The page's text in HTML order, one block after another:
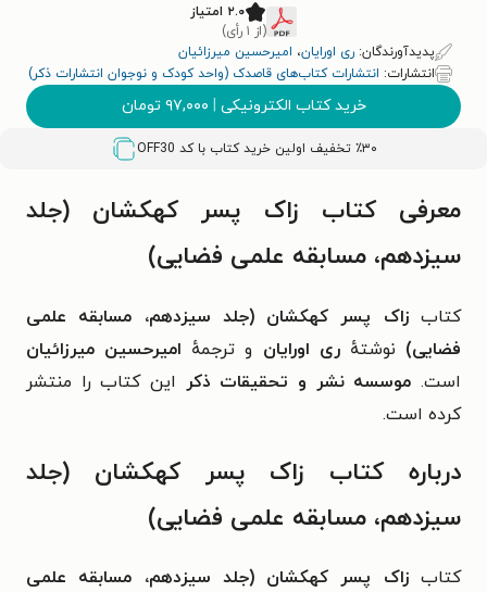
۲.۰ امتیاز
(از ۱ رأی)
پدیدآورندگان: ری اورایان، امیرحسین میرزائیان
انتشارات: انتشارات کتاب‌های قاصدک (واحد کودک و نوجوان انتشارات ذکر)
خرید کتاب الکترونیکی | ۹۷,۰۰۰ تومان
٪۳۰ تخفیف اولین خرید کتاب با کد OFF30
معرفی کتاب زاک پسر کهکشان (جلد
سیزدهم، مسابقه علمی فضایی)
کتابزاک پسر کهکشان(جلد سیزدهم، مسابقه علمی
فضایی) نوشتهٔری اورایان و ترجمهٔ امیرحسین میرزائیان
است. موسسه نشر و تحقیقات ذکر این کتاب را منتشر
کرده است.
درباره کتاب زاک پسر کهکشان (جلد
سیزدهم، مسابقه علمی فضایی)
کتابزاک پسر کهکشان (جلد سیزدهم، مسابقه علمی